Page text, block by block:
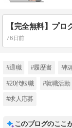
76日前
#退職 #履歴書 #転
#20代転職 #就職活動
#求人応募
このブログのここ